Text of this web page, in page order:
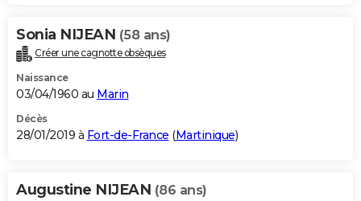
Sonia NIJEAN (58 ans)
Créer une cagnotte obsèques
Naissance
03/04/1960 au Marin
Décès
28/01/2019 à Fort-de-France (Martinique)
Augustine NIJEAN (86 ans)